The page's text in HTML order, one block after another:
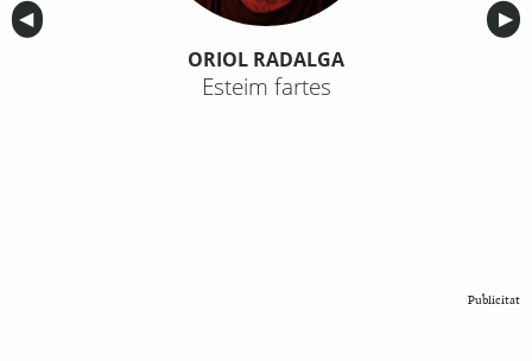
Anterior
◀︎ ▶︎
ORIOL RADALGA
Esteim fartes
Publicitat